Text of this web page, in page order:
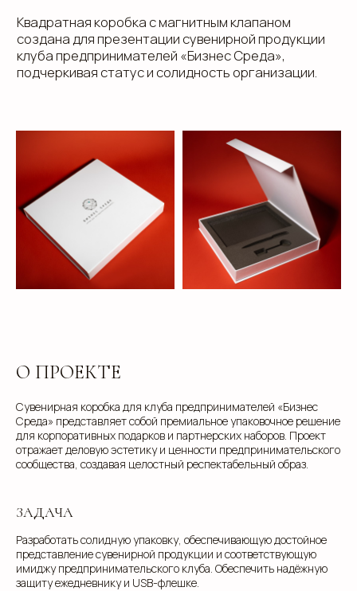
О ПРОЕКТЕ
Сувенирная коробка для клуба предпринимателей «Бизнес
Среда» представляет собой премиальное упаковочное решение
для корпоративных подарков и партнерских наборов. Проект
отражает деловую эстетику и ценности предпринимательского
сообщества, создавая целостный респектабельный образ.
ЗАДАЧА
Разработать солидную упаковку, обеспечивающую достойное
представление сувенирной продукции и соответствующую
имиджу предпринимательского клуба. Обеспечить надёжную
защиту ежедневнику и USB-флешке.